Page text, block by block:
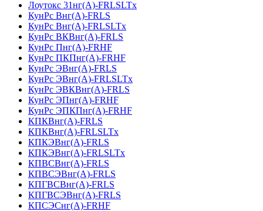
Лоутокс 31нг(А)-FRLSLTx
КунРс Внг(А)-FRLS
КунРс Внг(А)-FRLSLTx
КунРс ВКВнг(А)-FRLS
КунРс Пнг(А)-FRHF
КунРс ПКПнг(А)-FRHF
КунРс ЭВнг(А)-FRLS
КунРс ЭВнг(А)-FRLSLTx
КунРс ЭВКВнг(А)-FRLS
КунРс ЭПнг(А)-FRHF
КунРс ЭПКПнг(А)-FRHF
КПКВнг(А)-FRLS
КПКВнг(А)-FRLSLTx
КПКЭВнг(А)-FRLS
КПКЭВнг(А)-FRLSLTx
КПВСВнг(А)-FRLS
КПВСЭВнг(А)-FRLS
КПГВСВнг(А)-FRLS
КПГВСЭВнг(А)-FRLS
КПСЭСнг(А)-FRHF